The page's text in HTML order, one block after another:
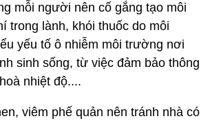
mỗi người nên cố gắng tạo môi
trong lành, khói thuốc do môi
yếu tố ô nhiễm môi trường nơi
sinh sống, từ việc đảm bảo thông
nhiệt độ....
viêm phế quản nên tránh nhà có